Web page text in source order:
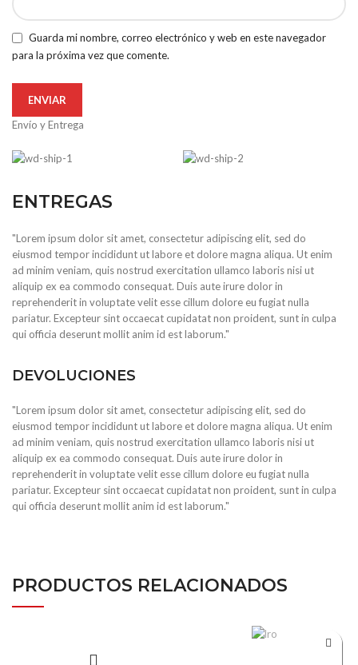
Guarda mi nombre, correo electrónico y web en este navegador
para la próxima vez que comente.
Envío y Entrega
ENTREGAS
"Lorem ipsum dolor sit amet, consectetur adipiscing elit, sed do
eiusmod tempor incididunt ut labore et dolore magna aliqua. Ut enim
ad minim veniam, quis nostrud exercitation ullamco laboris nisi ut
aliquip ex ea commodo consequat. Duis aute irure dolor in
reprehenderit in voluptate velit esse cillum dolore eu fugiat nulla
pariatur. Excepteur sint occaecat cupidatat non proident, sunt in culpa
qui officia deserunt mollit anim id est laborum."
DEVOLUCIONES
"Lorem ipsum dolor sit amet, consectetur adipiscing elit, sed do
eiusmod tempor incididunt ut labore et dolore magna aliqua. Ut enim
ad minim veniam, quis nostrud exercitation ullamco laboris nisi ut
aliquip ex ea commodo consequat. Duis aute irure dolor in
reprehenderit in voluptate velit esse cillum dolore eu fugiat nulla
pariatur. Excepteur sint occaecat cupidatat non proident, sunt in culpa
qui officia deserunt mollit anim id est laborum."
PRODUCTOS RELACIONADOS